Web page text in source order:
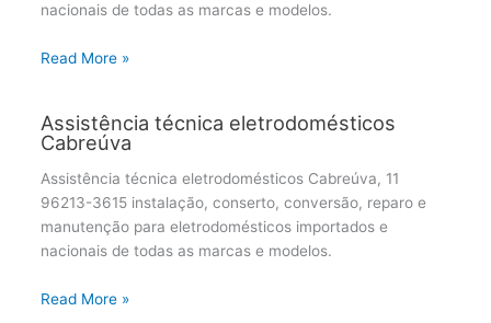
nacionais de todas as marcas e modelos.
Read More »
Assistência técnica eletrodomésticos
Cabreúva
Assistência técnica eletrodomésticos Cabreúva, 11
96213-3615 instalação, conserto, conversão, reparo e
manutenção para eletrodomésticos importados e
nacionais de todas as marcas e modelos.
Read More »